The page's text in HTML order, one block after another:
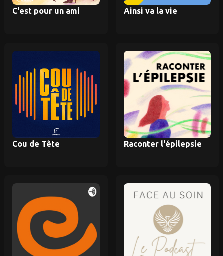
C'est pour un ami Ainsi va la vie
Cou de Tête Raconter l'épilepsie